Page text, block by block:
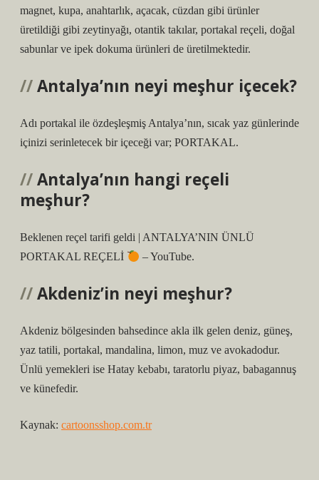
magnet, kupa, anahtarlık, açacak, cüzdan gibi ürünler
üretildiği gibi zeytinyağı, otantik takılar, portakal reçeli, doğal
sabunlar ve ipek dokuma ürünleri de üretilmektedir.
Antalya’nın neyi meşhur içecek?
Adı portakal ile özdeşleşmiş Antalya’nın, sıcak yaz günlerinde
içinizi serinletecek bir içeceği var; PORTAKAL.
Antalya’nın hangi reçeli
meşhur?
Beklenen reçel tarifi geldi | ANTALYA’NIN ÜNLÜ
PORTAKAL REÇELİ
– YouTube.
Akdeniz’in neyi meşhur?
Akdeniz bölgesinden bahsedince akla ilk gelen deniz, güneş,
yaz tatili, portakal, mandalina, limon, muz ve avokadodur.
Ünlü yemekleri ise Hatay kebabı, taratorlu piyaz, babagannuş
ve künefedir.
Kaynak: cartoonsshop.com.tr